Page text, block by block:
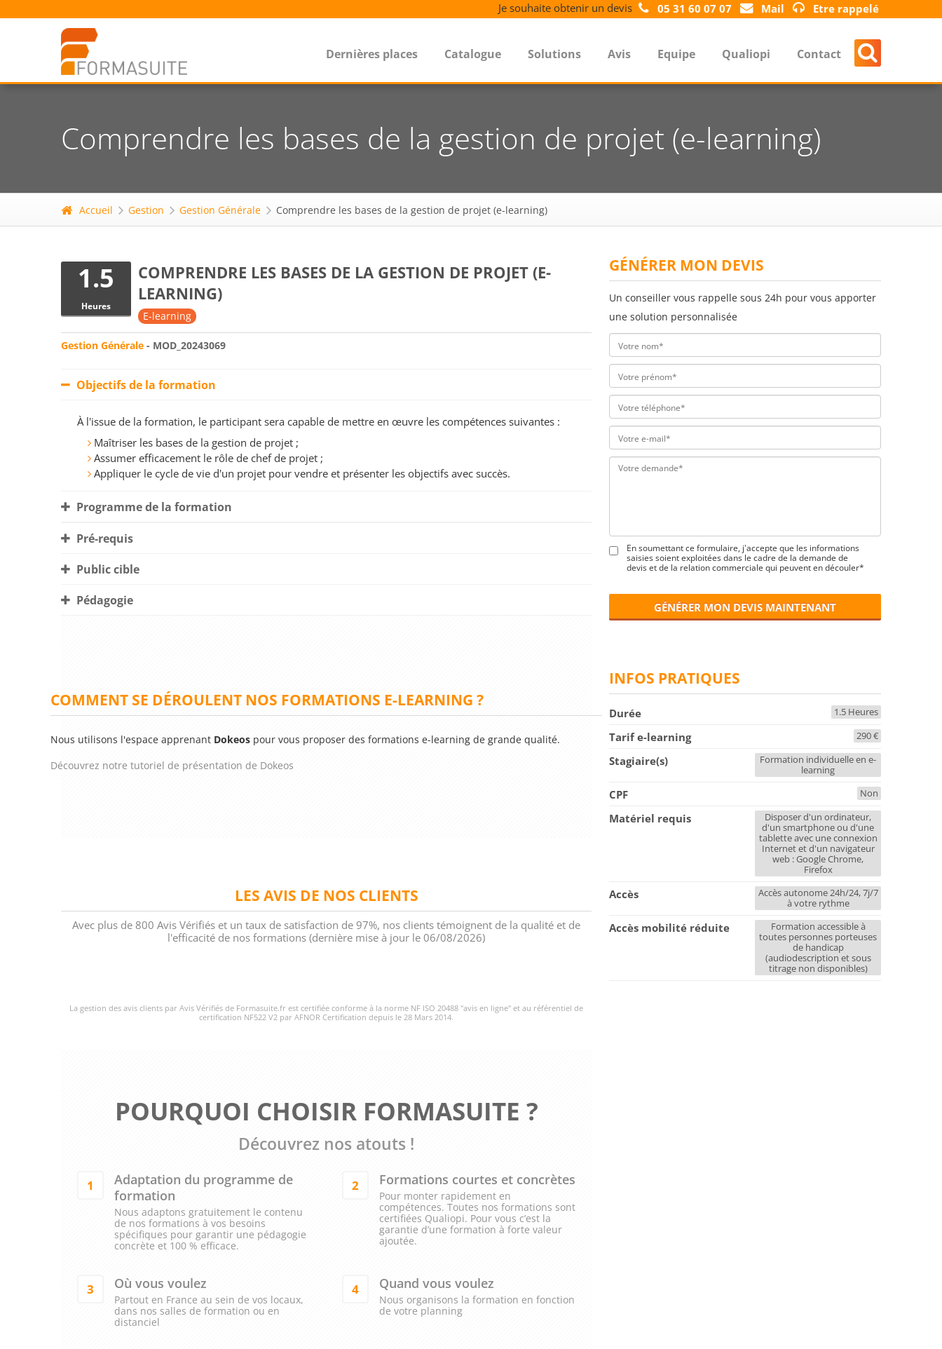
Je souhaite obtenir un devis 05 31 60 07 07 Mail Etre rappelé
Dernières places Catalogue Solutions Avis Equipe Qualiopi Contact
Comprendre les bases de la gestion de projet (e-learning)
Accueil Gestion Gestion Générale Comprendre les bases de la gestion de projet (e-learning)
1.5
Heures
COMPRENDRE LES BASES DE LA GESTION DE PROJET (E-
LEARNING)
E-learning
Gestion Générale - MOD_20243069
Objectifs de la formation
À l'issue de la formation, le participant sera capable de mettre en œuvre les compétences suivantes :
Maîtriser les bases de la gestion de projet ;
Assumer efficacement le rôle de chef de projet ;
Appliquer le cycle de vie d'un projet pour vendre et présenter les objectifs avec succès.
Programme de la formation
Pré-requis
Public cible
Pédagogie
COMMENT SE DÉROULENT NOS FORMATIONS E-LEARNING ?
Nous utilisons l'espace apprenant Dokeos pour vous proposer des formations e-learning de grande qualité.
Découvrez notre tutoriel de présentation de Dokeos
LES AVIS DE NOS CLIENTS
Avec plus de 800 Avis Vérifiés et un taux de satisfaction de 97%, nos clients témoignent de la qualité et de
l'efficacité de nos formations (dernière mise à jour le 06/08/2026)
La gestion des avis clients par Avis Vérifiés de Formasuite.fr est certifiée conforme à la norme NF ISO 20488 "avis en ligne" et au référentiel de
certification NF522 V2 par AFNOR Certification depuis le 28 Mars 2014.
POURQUOI CHOISIR FORMASUITE ?
Découvrez nos atouts !
1
Adaptation du programme de
formation
Nous adaptons gratuitement le contenu
de nos formations à vos besoins
spécifiques pour garantir une pédagogie
concrète et 100 % efficace.
2 Formations courtes et concrètes
Pour monter rapidement en
compétences. Toutes nos formations sont
certifiées Qualiopi. Pour vous c’est la
garantie d’une formation à forte valeur
ajoutée.
3 Où vous voulez
Partout en France au sein de vos locaux,
dans nos salles de formation ou en
distanciel
4 Quand vous voulez
Nous organisons la formation en fonction
de votre planning
GÉNÉRER MON DEVIS
Un conseiller vous rappelle sous 24h pour vous apporter
une solution personnalisée
En soumettant ce formulaire, j'accepte que les informations
saisies soient exploitées dans le cadre de la demande de
devis et de la relation commerciale qui peuvent en découler*
GÉNÉRER MON DEVIS MAINTENANT
INFOS PRATIQUES
Durée 1.5 Heures
Tarif e-learning 290 €
Stagiaire(s)
Formation individuelle en e-
learning
CPF Non
Matériel requis
Disposer d'un ordinateur,
d'un smartphone ou d'une
tablette avec une connexion
Internet et d'un navigateur
web : Google Chrome,
Firefox
Accès
Accès autonome 24h/24, 7j/7
à votre rythme
Accès mobilité réduite
Formation accessible à
toutes personnes porteuses
de handicap
(audiodescription et sous
titrage non disponibles)